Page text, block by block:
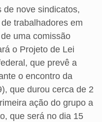
de nove sindicatos,
trabalhadores em
uma comissão
o Projeto de Lei
que prevê a
o encontro da
que durou cerca de 2
ação do grupo a
que será no dia 15